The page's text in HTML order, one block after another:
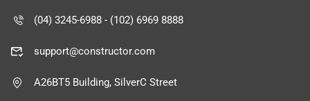
(04) 3245-6988 - (102) 6969 8888
support@constructor.com
A26BT5 Building, SilverC Street